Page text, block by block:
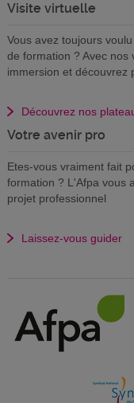
Visite virtuelle
Vous avez toujours
de formation ? Avec nos
immersion et découvrez
Découvrez nos
Votre avenir pro
Etes-vous vraiment fait
formation ? L'Afpa vous
projet professionnel
Laissez-vous guider